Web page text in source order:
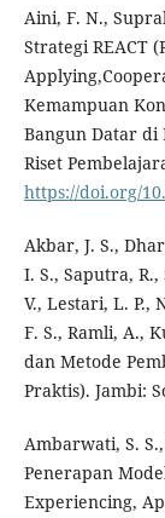
Aini, F. N.,
Strategi REACT
Kemampuan
Bangun Datar di
Riset
https://doi.org/
Akbar, J. S.,
I. S., Saputra,
V., Lestari, L. P.,
F. S., Ramli, A.,
dan Metode
Praktis). Jambi:
Ambarwati, S.
Penerapan
Experiencing,